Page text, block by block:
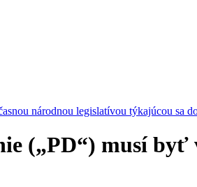
národnou legislatívou týkajúcou sa
(„PD“) musí byť